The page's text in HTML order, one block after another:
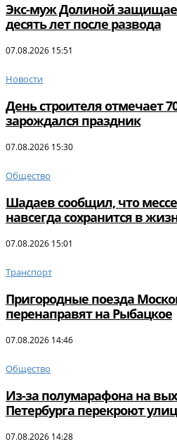
Экс-муж Долиной
десять лет после развода
07.08.2026 15:51
Новости
День строителя отмечает
зарождался праздник
07.08.2026 15:30
Общество
Шадаев сообщил, что
навсегда сохранится в
07.08.2026 15:01
Транспорт
Пригородные поезда
перенаправят на Рыбацкое
07.08.2026 14:46
Общество
Из-за полумарафона на
Петербурга перекроют
07.08.2026 14:28